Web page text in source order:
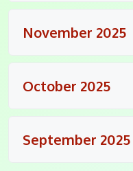
November 2025
October 2025
September 2025